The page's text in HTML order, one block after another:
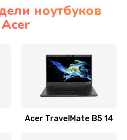
BIOS
видеочипа
Заказать
ноутбуков
Acer
Acer TravelMate B5 14